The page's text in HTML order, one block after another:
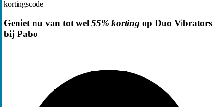
kortingscode
Geniet nu van tot wel 55% korting op Duo Vibrators
bij Pabo